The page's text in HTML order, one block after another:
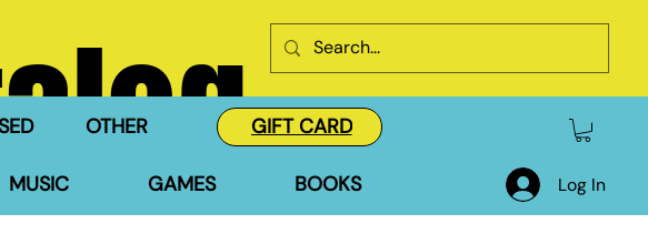
OTHER
MUSIC GAMES BOOKS
GIFT CARD
Log In